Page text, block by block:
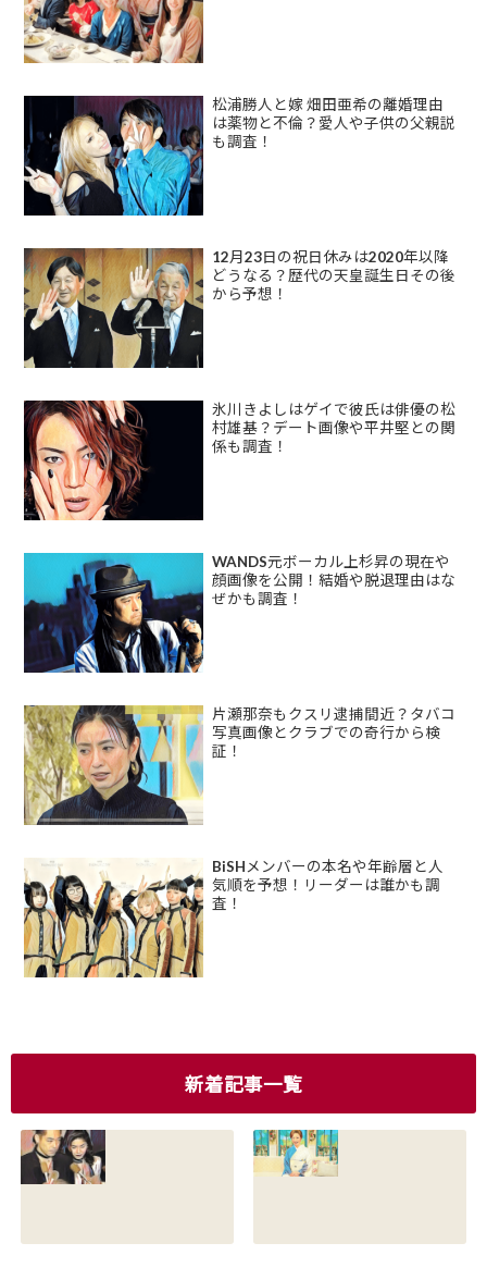
松浦勝人と嫁 畑田亜希の離婚理由
は薬物と不倫？愛人や子供の父親説
も調査！
12月23日の祝日休みは2020年以降
どうなる？歴代の天皇誕生日その後
から予想！
氷川きよしはゲイで彼氏は俳優の松
村雄基？デート画像や平井堅との関
係も調査！
WANDS元ボーカル上杉昇の現在や
顔画像を公開！結婚や脱退理由はな
ぜかも調査！
片瀬那奈もクスリ逮捕間近？タバコ
写真画像とクラブでの奇行から検
証！
BiSHメンバーの本名や年齢層と人
気順を予想！リーダーは誰かも調
査！
新着記事一覧